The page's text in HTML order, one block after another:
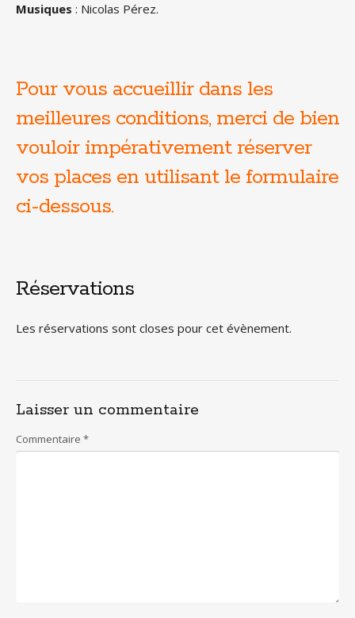
Musiques : Nicolas Pérez.
Pour vous accueillir dans les
meilleures conditions, merci de bien
vouloir impérativement réserver
vos places en utilisant le formulaire
ci-dessous.
Réservations
Les réservations sont closes pour cet évènement.
Laisser un commentaire
Commentaire *